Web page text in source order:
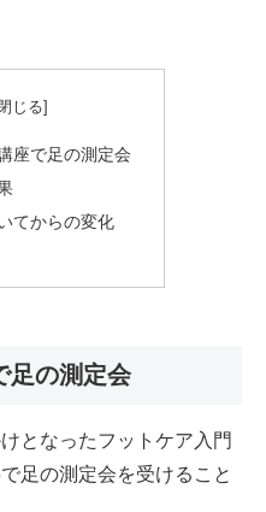
座で足の測定会
てからの変化
足の測定会
となったフットケア入門
足の測定会を受けること